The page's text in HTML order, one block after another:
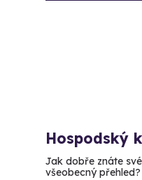
Hospodský
Jak dobře znáte
všeobecný přehled?